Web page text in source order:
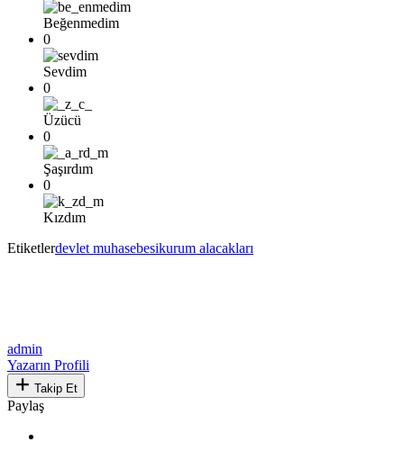
Beğenmedim
0
Sevdim
0
Üzücü
0
Şaşırdım
0
Kızdım
Etiketlerdevlet muhasebesikurum alacakları
admin
Yazarın Profili
Takip Et
Paylaş